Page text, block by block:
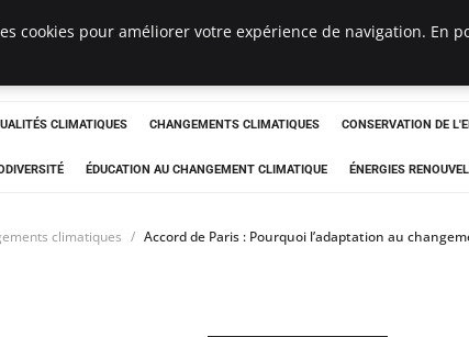
CLIMATIQUES CHANGEMENTS CLIMATIQUES CONSERVATION DE
ÉDUCATION AU CHANGEMENT CLIMATIQUE ÉNERGIES
climatiques Accord de Paris : Pourquoi l’adaptation au
cookies pour améliorer votre expérience de navigation. En